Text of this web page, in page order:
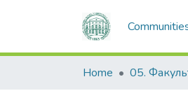
Home